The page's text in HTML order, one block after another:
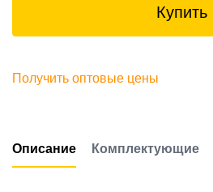
Купить
Получить оптовые цены
Описание Комплектующие